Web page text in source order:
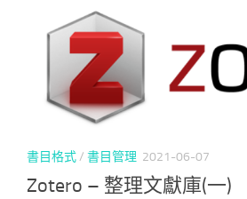
書目格式/ 書目管理 2021-06-07
Zotero – 整理文獻庫(一)